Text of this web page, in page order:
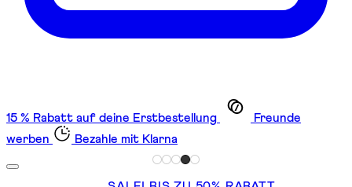
15 % Rabatt auf deine Erstbestellung
Freunde
werben
Bezahle mit Klarna